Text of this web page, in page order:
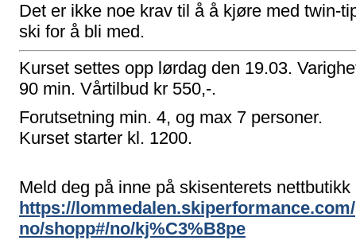
Det er ikke noe krav til å å kjøre med twin-
ski for å bli med.
Kurset settes opp lørdag den 19.03.
90 min. Vårtilbud kr 550,-.
Forutsetning min. 4, og max 7 personer.
Kurset starter kl. 1200.
Meld deg på inne på skisenterets nettbutikk
https://lommedalen.skiperformance.com/
no/shopp#/no/kj%C3%B8pe